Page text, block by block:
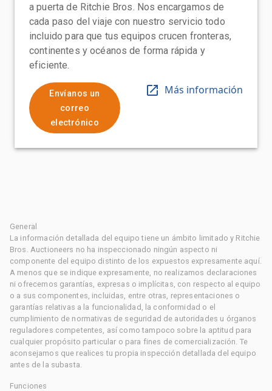
a puerta de Ritchie Bros. Nos encargamos de
cada paso del viaje con nuestro servicio todo
incluido para que tus equipos crucen fronteras,
continentes y océanos de forma rápida y
eficiente.
Envíanos un
correo
electrónico
Más información
General
La información detallada del equipo tiene un ámbito limitado y Ritchie
Bros. Auctioneers no ha inspeccionado ningún aspecto ni
componente del equipo distinto de los expuestos expresamente aquí.
A menos que se indique expresamente, no realizamos declaraciones
ni ofrecemos garantías, expresas o implícitas, con respecto al equipo
o a sus componentes, incluidas, entre otras, representaciones o
garantías relativas a la funcionalidad, la conformidad o el
cumplimiento de normativas de seguridad de autoridades u órganos
reguladores competentes, así como tampoco sobre la aptitud para
cualquier propósito particular o para fines de comercialización. Te
aconsejamos que realices tu propia inspección detallada del equipo
antes de la subasta.
Funciones